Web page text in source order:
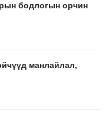
бодлогын орчин
манлайлал,